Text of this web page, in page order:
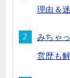
理由＆
みちゃ
営歴も